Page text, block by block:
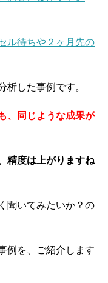
ル待ちや２ヶ月先の
析した事例です。
、同じような成果が
精度は上がりますね
聞いてみたいか？の
例を、ご紹介します